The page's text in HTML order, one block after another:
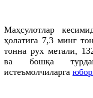
Маҳсулотлар
ҳолатига 7,3 минг
тонна рух метали,
ва бошқа
истеъмолчиларга